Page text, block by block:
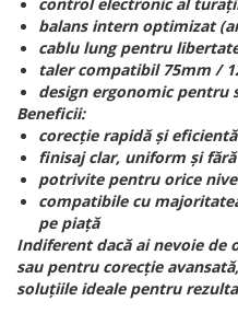
balans intern optimizat
cablu lung pentru
taler compatibil 75mm /
design ergonomic pentru
Beneficii:
corecție rapidă și eficientă
finisaj clar, uniform și
potrivite pentru orice
compatibile cu
pe piață
Indiferent dacă ai nevoie de
sau pentru corecție
soluțiile ideale pentru